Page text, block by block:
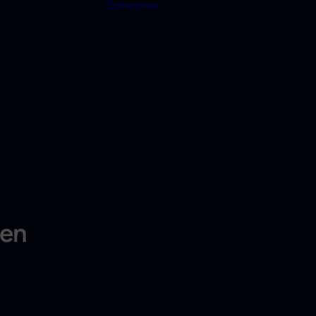
Entreprise